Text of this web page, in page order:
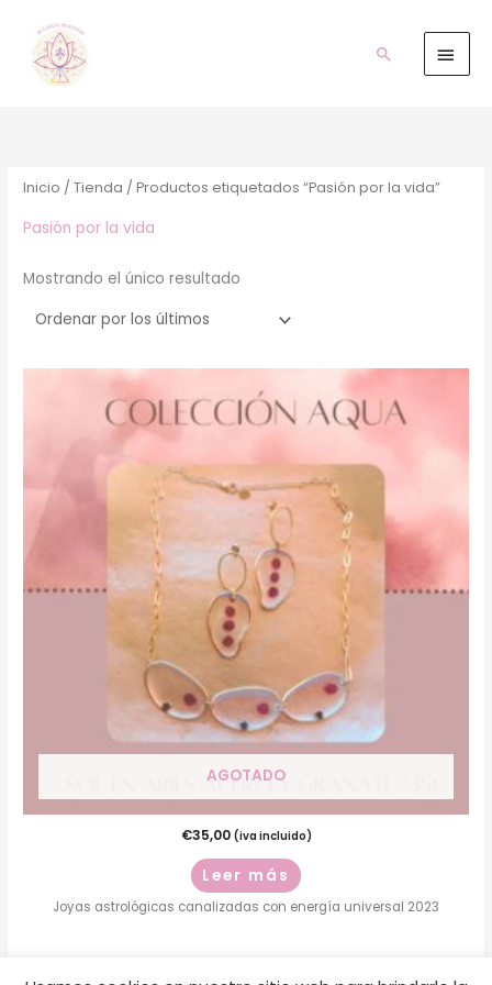
contenido
Buscar
Inicio /Tienda / Productos etiquetados “Pasión por la vida”
Pasión por la vida
Mostrando el único resultado
AGOTADO
€35,00 (iva incluido)
Leer más
Joyas astrológicas canalizadas con energía universal 2023